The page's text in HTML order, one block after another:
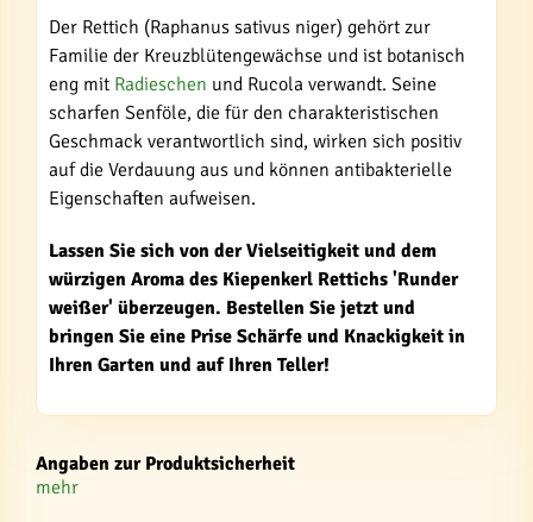
Der Rettich (Raphanus sativus niger) gehört zur
Familie der Kreuzblütengewächse und ist botanisch
eng mit Radieschen und Rucola verwandt. Seine
scharfen Senföle, die für den charakteristischen
Geschmack verantwortlich sind, wirken sich positiv
auf die Verdauung aus und können antibakterielle
Eigenschaften aufweisen.
Lassen Sie sich von der Vielseitigkeit und dem
würzigen Aroma des Kiepenkerl Rettichs 'Runder
weißer' überzeugen. Bestellen Sie jetzt und
bringen Sie eine Prise Schärfe und Knackigkeit in
Ihren Garten und auf Ihren Teller!
Angaben zur Produktsicherheit
mehr